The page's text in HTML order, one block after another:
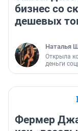
бизнес со
дешевых
Наталья
Открыла
деньги
Фермер